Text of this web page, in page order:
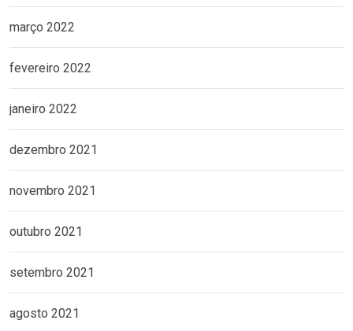
março 2022
fevereiro 2022
janeiro 2022
dezembro 2021
novembro 2021
outubro 2021
setembro 2021
agosto 2021